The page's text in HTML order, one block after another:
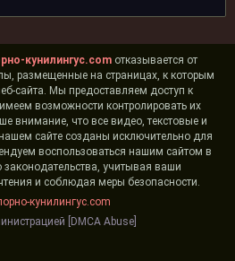
кунилингус.com отказывается от
размещенные на страницах, к которым
сайта. Мы предоставляем доступ к
возможности контролировать их
внимание, что все видео, текстовые и
сайте созданы исключительно для
воспользоваться нашим сайтом в
учитывая ваши
и соблюдая меры безопасности.
кунилингус.com
[DMCA Abuse]